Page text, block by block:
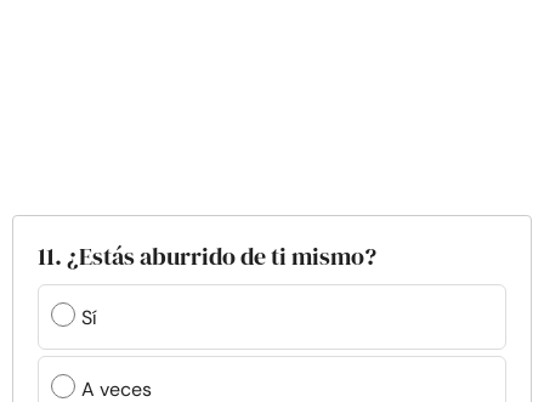
11. ¿Estás aburrido de ti mismo?
Sí
A veces